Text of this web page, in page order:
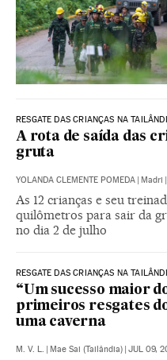
RESGATE DAS CRIANÇAS NA
A rota de saída das
gruta
YOLANDA CLEMENTE POMEDA | Madri |
As 12 crianças e seu
quilômetros para sair da
no dia 2 de julho
RESGATE DAS CRIANÇAS NA
“Um sucesso maior
primeiros resgates
uma caverna
M. V. L. | Mae Sai (Tailândia) | JUL 09,